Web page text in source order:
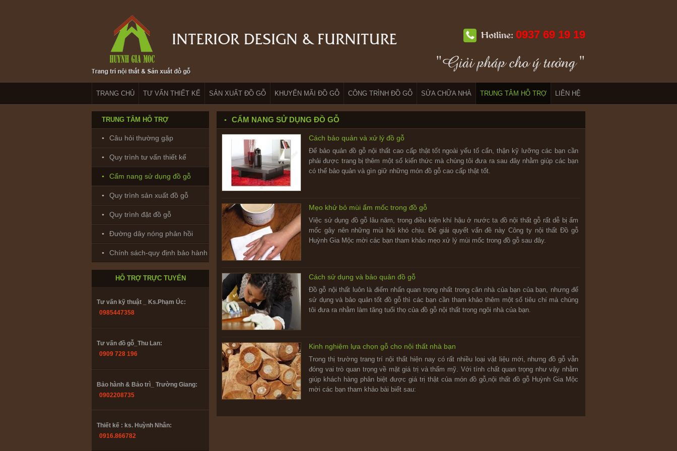
Hotline: 0937 69 19 19
TRANG CHỦ TƯ VẤN THIẾT KẾ SẢN XUẤT ĐỒ GỖ KHUYẾN MÃI ĐỒ GỖ CÔNG TRÌNH ĐỒ GỖ SỬA CHỮA NHÀ TRUNG TÂM HỖ TRỢ LIÊN HỆ
TRUNG TÂM HỖ TRỢ
Câu hỏi thường gặp
Quy trình tư vấn thiết kế
Cẩm nang sử dụng đồ gỗ
Quy trình sản xuất đồ gỗ
Quy trình đặt đồ gỗ
Đường dây nóng phản hồi
Chính sách-quy định bảo hành
HỖ TRỢ TRỰC TUYẾN
Bảo hành & Bảo trì_ Trường Giang:
0902208735
Thiết kế : ks. Huỳnh Nhân:
0916.866782
Tư vấn kỹ thuật _ Ks.Phạm Úc:
0985447358
Tư vấn đồ gỗ_Thu Lan:
0909 728 196
Bảo hành & Bảo trì_ Trường Giang:
0902208735
Thiết kế : ks. Huỳnh Nhân:
0916.866782
CẨM NANG SỬ DỤNG ĐỒ GỖ
Cách bảo quản và xử lý đồ gỗ
Để bảo quản đồ gỗ nội thất cao cấp thật tốt ngoài yếu tố cẩn, thận kỹ lưỡng các bạn cần
phải được trang bị thêm một số kiến thức mà chúng tôi đưa ra sau đây nhằm giúp các bạn
có thể bảo quản và gìn giữ những món đồ gỗ cao cấp thật tốt.
Mẹo khử bỏ mùi ẩm mốc trong đồ gỗ
Việc sử dụng đồ gỗ lâu năm, trong điều kiện khí hậu ở nước ta đồ nội thất gỗ rất dễ bị ẩm
mốc gây nên những mùi hôi khó chịu. Để giải quyết vấn đề này Công ty nội thất Đồ gỗ
Huỳnh Gia Mộc mời các bạn tham khảo mẹo xử lý mùi mốc trong đồ gỗ sau đây.
Cách sử dụng và bảo quản đồ gỗ
Đồ gỗ nội thất luôn là điểm nhấn quan trọng nhất trong căn nhà của bạn của bạn, nhưng để
sử dụng và bảo quản tốt đồ gỗ thì các bạn cần tham khảo thêm một số tiêu chí mà chúng
tôi đưa ra nhằm làm tăng tuổi thọ của đồ gỗ nội thất trong ngôi nhà của bạn.
Kinh nghiệm lựa chọn gỗ cho nội thất nhà bạn
Trong thị trường trang trí nội thất hiện nay có rất nhiều loại vật liệu mới, nhưng đồ gỗ vẫn
đóng vai trò quan trọng về mặt giá trị và thẩm mỹ. Với tính chất quan trọng như vậy nhằm
giúp khách hàng phân biệt được giá trị thật của món đồ gỗ,nội thất đồ gỗ Huỳnh Gia Mộc
mời các bạn tham khảo bài biết sau: